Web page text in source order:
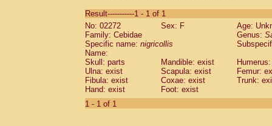
CebidaeSaguinus labiatus(0)
Cebidae Saguinus leucopus (0)
Cebidae
CebidaeSaguinus mystax
Cebidae Saguinus nigricollis (1)
Cebidae Saguinus oedipus
Cebidae Saguinus weddelli
Cebidae Saguinusspp.
Cebidae
Result-----------1 - 1 of 1
No: 02272
Sex: F
Age:
Family: Cebidae
Genus:
Specific name: nigricollis
Name:
Skull: parts
Mandible: exist
Ulna: exist
Scapula: exist
Femur:
Fibula: exist
Coxae: exist
Trunk:
Hand: exist
Foot: exist
1 - 1 of 1